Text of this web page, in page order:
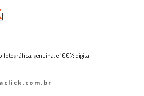
fotográfica, genuína, e 100% digital